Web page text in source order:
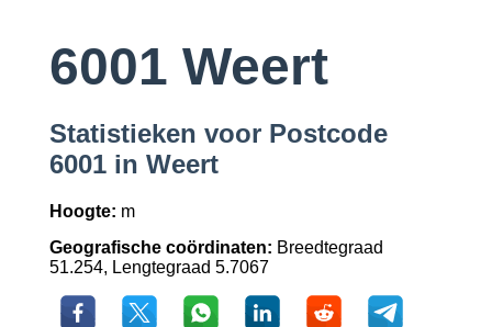
6001 Weert
Statistieken voor Postcode
6001 in Weert
Hoogte: m
Geografische coördinaten: Breedtegraad
51.254, Lengtegraad 5.7067